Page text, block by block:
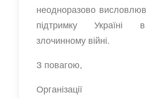
неодноразово
підтримку Україні
злочинному війні.
З повагою,
Організації